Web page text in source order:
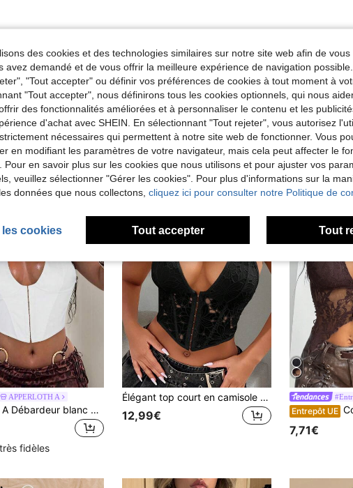
Plus D'avis
APPERLOTH A
Apperloth A Débardeur blanc à encolure en V, à laçage devant et dos nu, adapté pour les fêtes, les boîtes de nuit, les festivals de musique, la saison des mariages et autres occasions estivales
fidèles
Élégant top court en camisole avec broderie florale en dentelle, chemise blanche sans manches avec armature, ourlet asymétrique, lacets à œillets métalliques dans le dos pour mise en forme, convient pour les vacances à la plage et les festivals décontractés
12,99€ Entrepôt UE Coolane
7,71€
des cookies et des technologies similaires sur notre site web afin de
avez demandé et de vous offrir la meilleure expérience de navigation
"Tout accepter" ou définir vos préférences de cookies à tout moment à
"Tout accepter", nous définirons tous les cookies optionnels, qui nous
des fonctionnalités améliorées et à personnaliser le contenu et les
d'achat avec SHEIN. En sélectionnant "Tout rejeter", vous autorisez
nécessaires qui permettent à notre site web de fonctionner. Vous
en modifiant les paramètres de votre navigateur, mais cela peut affecter le
Pour en savoir plus sur les cookies que nous utilisons et pour ajuster vos
veuillez sélectionner "Gérer les cookies". Pour plus d'informations sur la
données que nous collectons, cliquez ici pour consulter notre Politique de
les cookies Tout accepter Tout